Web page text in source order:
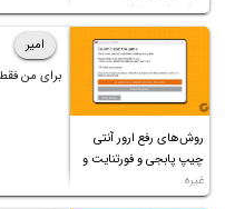
روش‌های مختلف
روش‌های رفع ارور آنتی
چیپ پابجی و فورتنایت و
غیره
امیر
برای من